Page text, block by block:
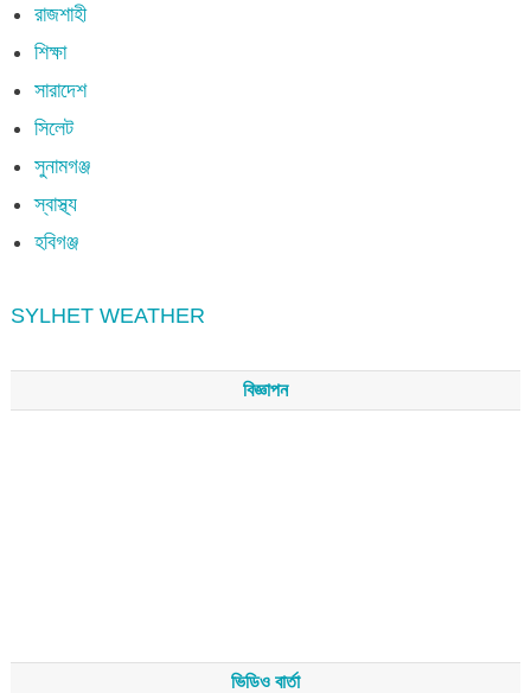
রাজশাহী
শিক্ষা
সারাদেশ
সিলেট
সুনামগঞ্জ
স্বাস্থ্য
হবিগঞ্জ
SYLHET WEATHER
বিজ্ঞাপন
ভিডিও বার্তা